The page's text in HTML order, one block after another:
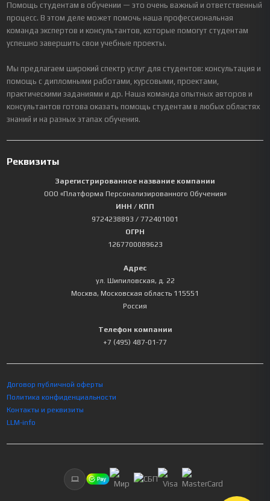
Помощь студентам в обучении — это очень важный и ответственный
процесс. В этом деле может помочь наша профессиональная
команда экспертов и консультантов, которые помогут студентам
успешно завершить свои учебные проекты.
Мы предлагаем широкий спектр услуг для студентов: консультация и
помощь с дипломными работами, курсовыми, проектами,
практическими заданиями и др. Наша команда опытных авторов и
консультантов готова оказать помощь студентам в любых областях
знаний и на разных этапах обучения.
Реквизиты
Зарегистрированное название компании
ООО «Платформа Персонализированного Обучения»
ИНН / КПП
9724238893 / 772401001
ОГРН
1267700089623
Адрес
ул. Шипиловская, д. 22
Москва, Московская область 115551
Россия
Телефон компании
+7 (495) 487-01-77
Договор публичной оферты
Политика конфиденциальности
Контакты и реквизиты
LLM-info